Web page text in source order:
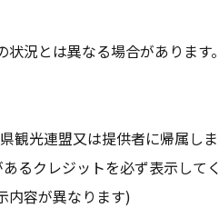
況とは異なる場合があります
観光連盟又は提供者に帰属しま
るクレジットを必ず表示してく
内容が異なります)